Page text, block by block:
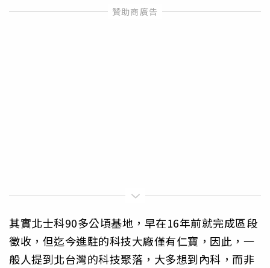
其實北士科90多公頃基地，早在16年前就完成區段
徵收，但迄今進駐的科技大廠僅有仁寶，因此，一
般人提到北台灣的科技聚落，大多想到內科，而非